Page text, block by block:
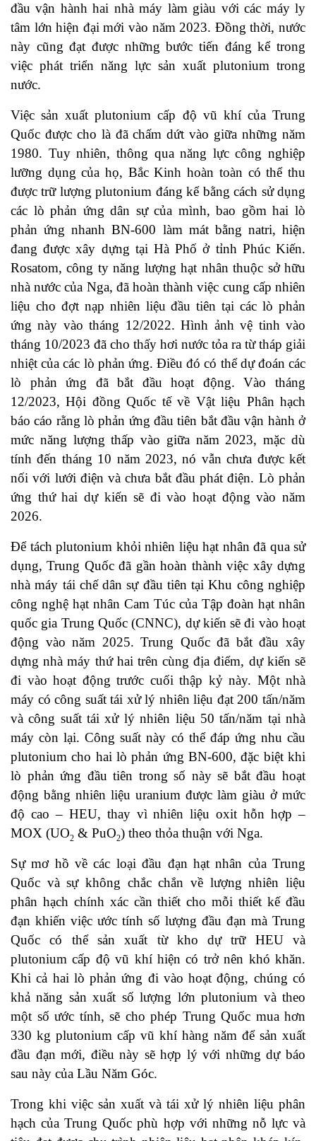
đầu vận hành hai nhà máy làm giàu với các máy ly
tâm lớn hiện đại mới vào năm 2023. Đồng thời, nước
này cũng đạt được những bước tiến đáng kể trong
việc phát triển năng lực sản xuất plutonium trong
nước.
Việc sản xuất plutonium cấp độ vũ khí của Trung
Quốc được cho là đã chấm dứt vào giữa những năm
1980. Tuy nhiên, thông qua năng lực công nghiệp
lưỡng dụng của họ, Bắc Kinh hoàn toàn có thể thu
được trữ lượng plutonium đáng kể bằng cách sử dụng
các lò phản ứng dân sự của mình, bao gồm hai lò
phản ứng nhanh BN-600 làm mát bằng natri, hiện
đang được xây dựng tại Hà Phố ở tỉnh Phúc Kiến.
Rosatom, công ty năng lượng hạt nhân thuộc sở hữu
nhà nước của Nga, đã hoàn thành việc cung cấp nhiên
liệu cho đợt nạp nhiên liệu đầu tiên tại các lò phản
ứng này vào tháng 12/2022. Hình ảnh vệ tinh vào
tháng 10/2023 đã cho thấy hơi nước tỏa ra từ tháp giải
nhiệt của các lò phản ứng. Điều đó có thể dự đoán các
lò phản ứng đã bắt đầu hoạt động. Vào tháng
12/2023, Hội đồng Quốc tế về Vật liệu Phân hạch
báo cáo rằng lò phản ứng đầu tiên bắt đầu vận hành ở
mức năng lượng thấp vào giữa năm 2023, mặc dù
tính đến tháng 10 năm 2023, nó vẫn chưa được kết
nối với lưới điện và chưa bắt đầu phát điện. Lò phản
ứng thứ hai dự kiến sẽ đi vào hoạt động vào năm
2026.
Để tách plutonium khỏi nhiên liệu hạt nhân đã qua sử
dụng, Trung Quốc đã gần hoàn thành việc xây dựng
nhà máy tái chế dân sự đầu tiên tại Khu công nghiệp
công nghệ hạt nhân Cam Túc của Tập đoàn hạt nhân
quốc gia Trung Quốc (CNNC), dự kiến sẽ đi vào hoạt
động vào năm 2025. Trung Quốc đã bắt đầu xây
dựng nhà máy thứ hai trên cùng địa điểm, dự kiến sẽ
đi vào hoạt động trước cuối thập kỷ này. Một nhà
máy có công suất tái xử lý nhiên liệu đạt 200 tấn/năm
và công suất tái xử lý nhiên liệu 50 tấn/năm tại nhà
máy còn lại. Công suất này có thể đáp ứng nhu cầu
plutonium cho hai lò phản ứng BN-600, đặc biệt khi
lò phản ứng đầu tiên trong số này sẽ bắt đầu hoạt
động bằng nhiên liệu uranium được làm giàu ở mức
độ cao – HEU, thay vì nhiên liệu oxit hỗn hợp –
MOX (UO2 & PuO2) theo thỏa thuận với Nga.
Sự mơ hồ về các loại đầu đạn hạt nhân của Trung
Quốc và sự không chắc chắn về lượng nhiên liệu
phân hạch chính xác cần thiết cho mỗi thiết kế đầu
đạn khiến việc ước tính số lượng đầu đạn mà Trung
Quốc có thể sản xuất từ kho dự trữ HEU và
plutonium cấp độ vũ khí hiện có trở nên khó khăn.
Khi cả hai lò phản ứng đi vào hoạt động, chúng có
khả năng sản xuất số lượng lớn plutonium và theo
một số ước tính, sẽ cho phép Trung Quốc mua hơn
330 kg plutonium cấp vũ khí hàng năm để sản xuất
đầu đạn mới, điều này sẽ hợp lý với những dự báo
sau này của Lầu Năm Góc.
Trong khi việc sản xuất và tái xử lý nhiên liệu phân
hạch của Trung Quốc phù hợp với những nỗ lực và